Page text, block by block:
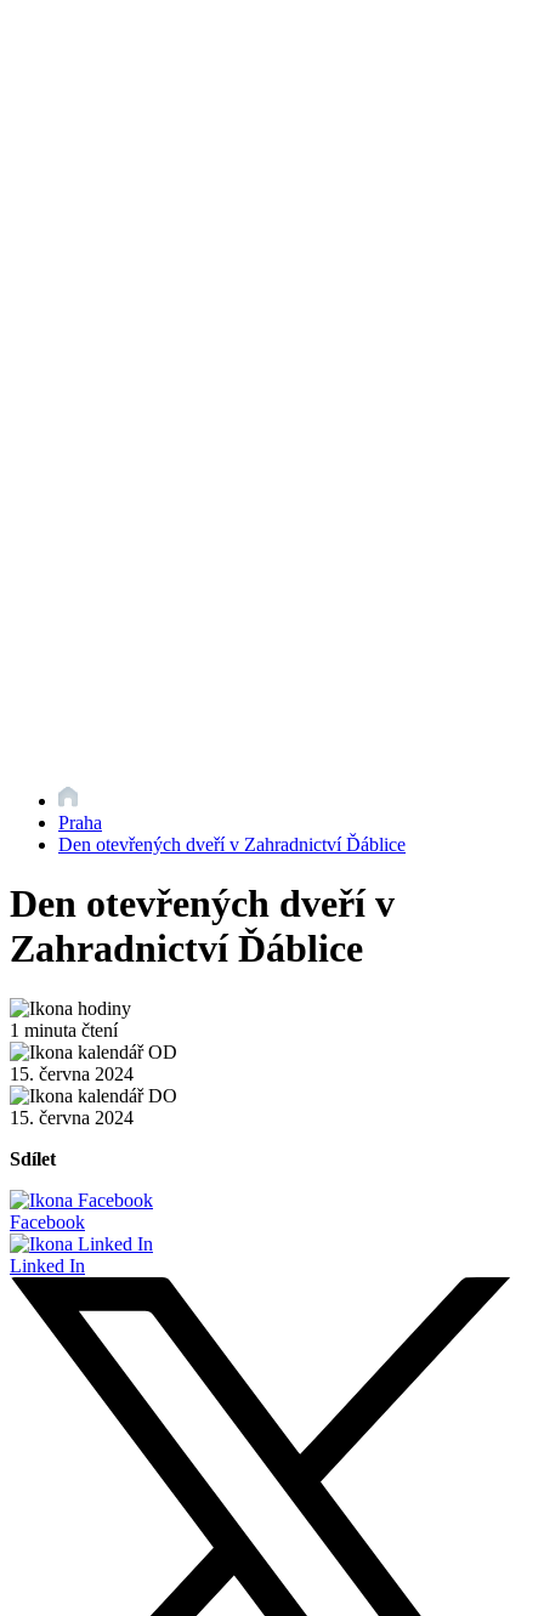
Praha
Den otevřených dveří v Zahradnictví Ďáblice
Den otevřených dveří v
Zahradnictví Ďáblice
1 minuta čtení
15. června 2024
15. června 2024
Sdílet
Facebook
Linked In